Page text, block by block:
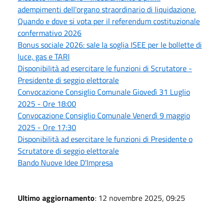
adempimenti dell'organo straordinario di liquidazione.
Quando e dove si vota per il referendum costituzionale
confermativo 2026
Bonus sociale 2026: sale la soglia ISEE per le bollette di
luce, gas e TARI
Disponibilità ad esercitare le funzioni di Scrutatore -
Presidente di seggio elettorale
Convocazione Consiglio Comunale Giovedì 31 Luglio
2025 - Ore 18:00
Convocazione Consiglio Comunale Venerdì 9 maggio
2025 - Ore 17:30
Disponibilità ad esercitare le funzioni di Presidente o
Scrutatore di seggio elettorale
Bando Nuove Idee D'Impresa
Ultimo aggiornamento: 12 novembre 2025, 09:25